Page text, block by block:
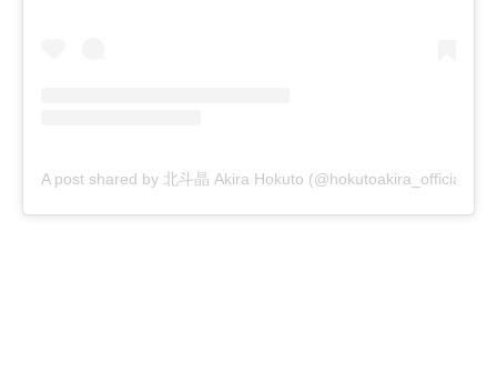
A post shared by 北斗晶 Akira Hokuto (@hokutoakira_official)